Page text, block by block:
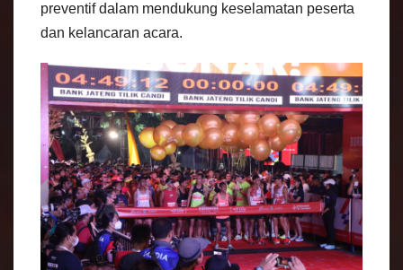
preventif dalam mendukung keselamatan peserta
dan kelancaran acara.